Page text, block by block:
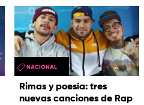
Rimas y poesía: tres
nuevas canciones de Rap
NACIONAL